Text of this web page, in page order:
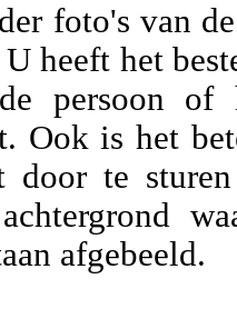
foto's van
heeft het
persoon of
Ook is het
door te
afgebeeld.